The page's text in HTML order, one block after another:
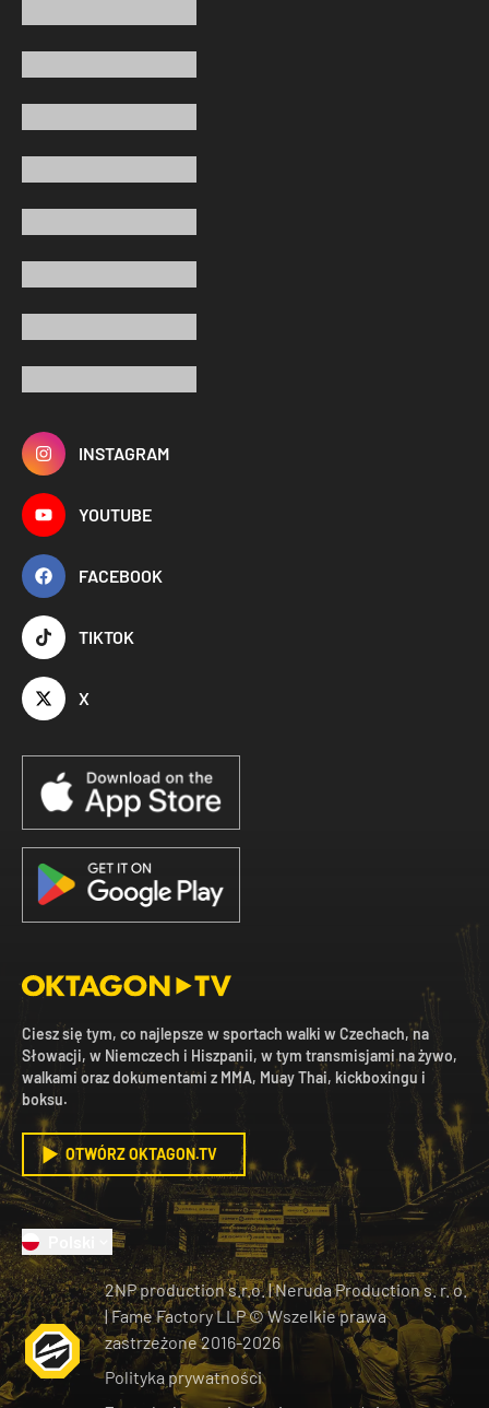
INSTAGRAM
YOUTUBE
FACEBOOK
TIKTOK
X
Ciesz się tym, co najlepsze w sportach walki w Czechach, na
Słowacji, w Niemczech i Hiszpanii, w tym transmisjami na żywo,
walkami oraz dokumentami z MMA, Muay Thai, kickboxingu i
boksu.
OTWÓRZ OKTAGON.TV
2NP production s.r.o.|Neruda Production s. r. o.
| Fame Factory LLP © Wszelkie prawa
zastrzeżone2016-2026
Polityka prywatności